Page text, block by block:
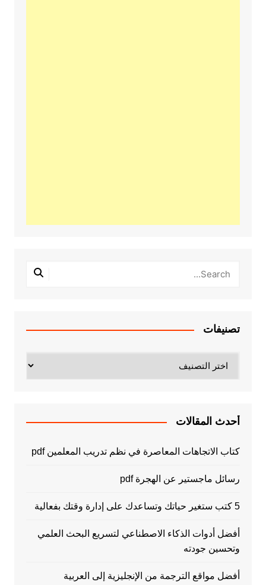
تصنيفات
أحدث المقالات
كتاب الاتجاهات المعاصرة في نظم تدريب المعلمين pdf
رسائل ماجستير عن الهجرة pdf
5 كتب ستغير حياتك وتساعدك على إدارة وقتك بفعالية
أفضل أدوات الذكاء الاصطناعي لتسريع البحث العلمي
وتحسين جودته
أفضل مواقع الترجمة من الإنجليزية إلى العربية